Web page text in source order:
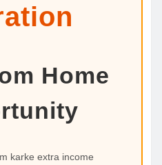
Home
karke extra income